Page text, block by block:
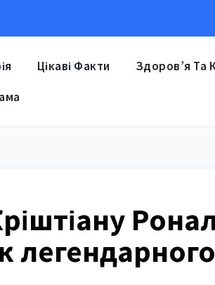
Цікаві Факти Здоров’я Та
легендарного